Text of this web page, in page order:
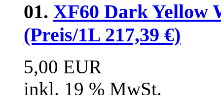
01. XF60 Dark Yellow
(Preis/1L 217,39 €)
5,00 EUR
inkl. 19 % MwSt.